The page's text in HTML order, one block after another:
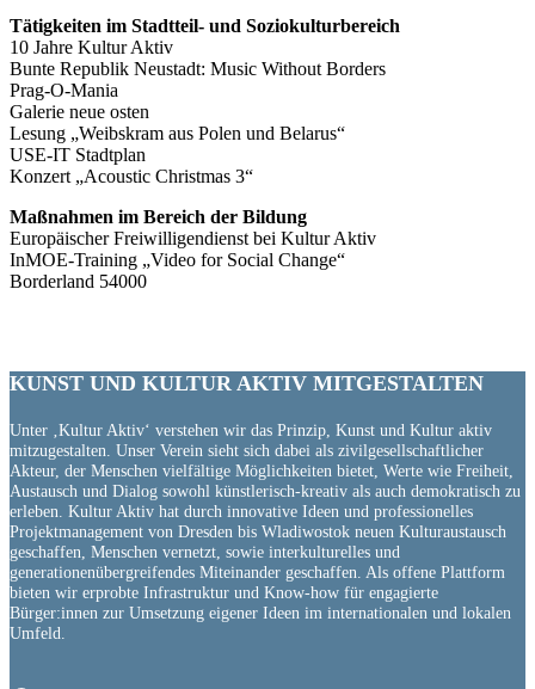
Tätigkeiten im Stadtteil- und Soziokulturbereich
10 Jahre Kultur Aktiv
Bunte Republik Neustadt: Music Without Borders
Prag-O-Mania
Galerie neue osten
Lesung „Weibskram aus Polen und Belarus“
USE-IT Stadtplan
Konzert „Acoustic Christmas 3“
Maßnahmen im Bereich der Bildung
Europäischer Freiwilligendienst bei Kultur Aktiv
InMOE-Training „Video for Social Change“
Borderland 54000
KUNST UND KULTUR AKTIV MITGESTALTEN
Unter ‚Kultur Aktiv‘ verstehen wir das Prinzip, Kunst und Kultur aktiv
mitzugestalten. Unser Verein sieht sich dabei als zivilgesellschaftlicher
Akteur, der Menschen vielfältige Möglichkeiten bietet, Werte wie Freiheit,
Austausch und Dialog sowohl künstlerisch-kreativ als auch demokratisch zu
erleben. Kultur Aktiv hat durch innovative Ideen und professionelles
Projektmanagement von Dresden bis Wladiwostok neuen Kulturaustausch
geschaffen, Menschen vernetzt, sowie interkulturelles und
generationenübergreifendes Miteinander geschaffen. Als offene Plattform
bieten wir erprobte Infrastruktur und Know-how für engagierte
Bürger:innen zur Umsetzung eigener Ideen im internationalen und lokalen
Umfeld.